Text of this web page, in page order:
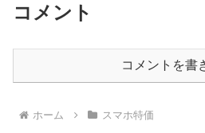
コメント
コメントを書
ホーム スマホ特価